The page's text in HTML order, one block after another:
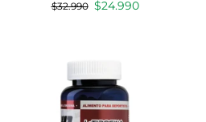
$32.990 $24.990